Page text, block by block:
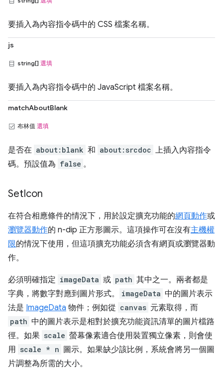
要插入為內容指令碼中的 CSS 檔案名稱。
js
string[] 選填
要插入為內容指令碼中的 JavaScript 檔案名稱。
matchAboutBlank
布林值 選填
是否在 about:blank 和 about:srcdoc 上插入內容指令
碼。預設值為 false 。
SetIcon
在符合相應條件的情況下，用於設定擴充功能的網頁動作或
瀏覽器動作的 n-dip 正方形圖示。這項操作可在沒有主機權
限的情況下使用，但這項擴充功能必須含有網頁或瀏覽器動
作。
必須明確指定 imageData 或 path 其中之一。兩者都是
字典，將數字對應到圖片形式。
imageData 中的圖片表示
法是 ImageData 物件；例如從 canvas 元素取得，而
path 中的圖片表示是相對於擴充功能資訊清單的圖片檔路
徑。如果 scale 螢幕像素適合使用裝置獨立像素，則會使
用 scale * n 圖示。如果缺少該比例，系統會將另一個圖
片調整為所需的大小。